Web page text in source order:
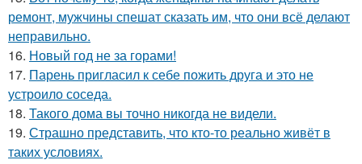
ремонт, мужчины спешат сказать им, что они всё делают
неправильно.
16. Новый год не за горами!
17. Парень пригласил к себе пожить друга и это не
устроило соседа.
18. Такого дома вы точно никогда не видели.
19. Страшно представить, что кто-то реально живёт в
таких условиях.